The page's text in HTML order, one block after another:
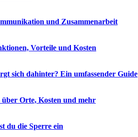
und Zusammenarbeit
Vorteile und Kosten
sich dahinter? Ein umfassender Guide
über Orte, Kosten und mehr
du die Sperre ein